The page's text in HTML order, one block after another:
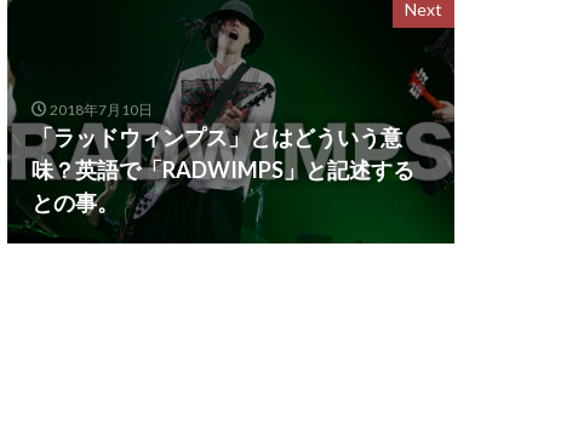
Next
2018年7月10日
「ラッドウィンプス」とはどういう意
味？英語で「RADWIMPS」と記述する
との事。